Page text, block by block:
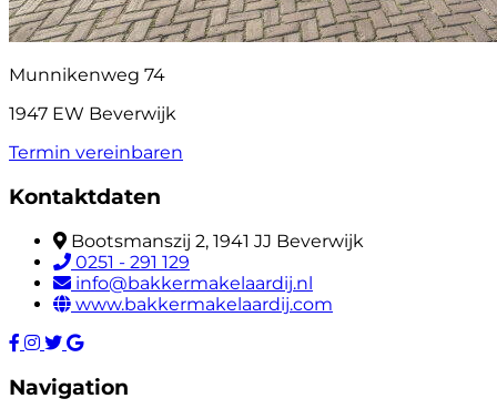
Munnikenweg 74
1947 EW Beverwijk
Termin vereinbaren
Kontaktdaten
Bootsmanszij 2, 1941 JJ Beverwijk
0251 - 291 129
info@bakkermakelaardij.nl
www.bakkermakelaardij.com
Navigation